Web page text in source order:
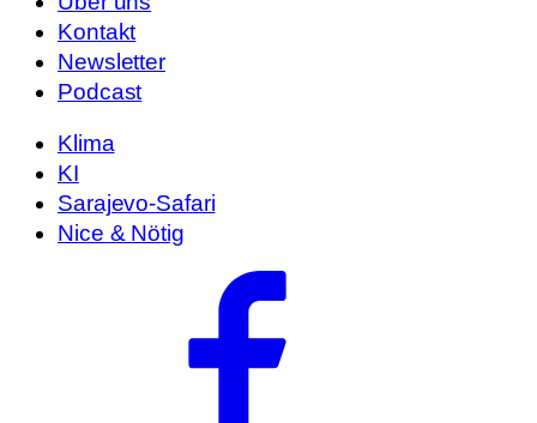
Kontakt
Newsletter
Podcast
Klima
KI
Sarajevo-Safari
Nice & Nötig